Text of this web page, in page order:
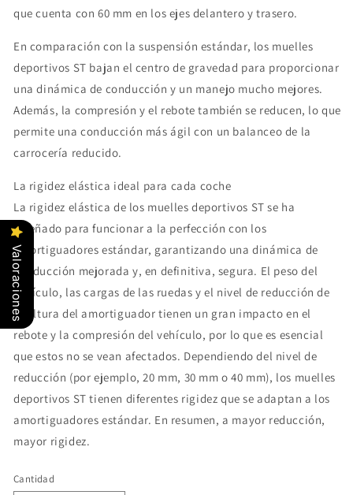
que cuenta con 60 mm en los ejes delantero y trasero.
En comparación con la suspensión estándar, los muelles
deportivos ST bajan el centro de gravedad para proporcionar
una dinámica de conducción y un manejo mucho mejores.
Además, la compresión y el rebote también se reducen, lo que
permite una conducción más ágil con un balanceo de la
carrocería reducido.
La rigidez elástica ideal para cada coche
La rigidez elástica de los muelles deportivos ST se ha
diseñado para funcionar a la perfección con los
amortiguadores estándar, garantizando una dinámica de
conducción mejorada y, en definitiva, segura. El peso del
vehículo, las cargas de las ruedas y el nivel de reducción de
la altura del amortiguador tienen un gran impacto en el
rebote y la compresión del vehículo, por lo que es esencial
que estos no se vean afectados. Dependiendo del nivel de
reducción (por ejemplo, 20 mm, 30 mm o 40 mm), los muelles
deportivos ST tienen diferentes rigidez que se adaptan a los
amortiguadores estándar. En resumen, a mayor reducción,
mayor rigidez.
Cantidad
Cantidad
Valoraciones